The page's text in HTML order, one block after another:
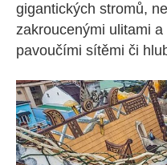
gigantických stromů,
zakroucenými ulitami
pavoučími sítěmi či